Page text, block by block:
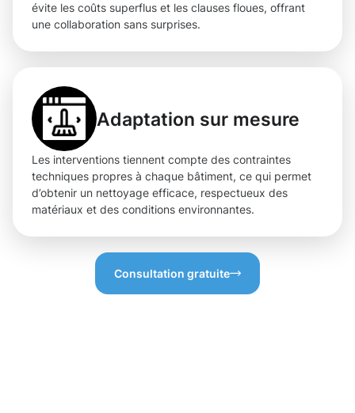
évite les coûts superflus et les clauses floues, offrant
une collaboration sans surprises.
Adaptation sur mesure
Les interventions tiennent compte des contraintes
techniques propres à chaque bâtiment, ce qui permet
d’obtenir un nettoyage efficace, respectueux des
matériaux et des conditions environnantes.
Consultation gratuite